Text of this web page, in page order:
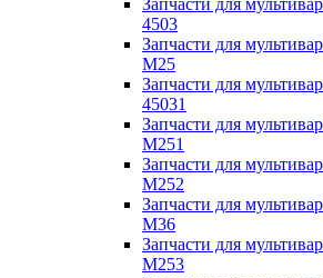
Запчасти для
4503
Запчасти для
M25
Запчасти для
45031
Запчасти для
M251
Запчасти для
M252
Запчасти для
M36
Запчасти для
M253